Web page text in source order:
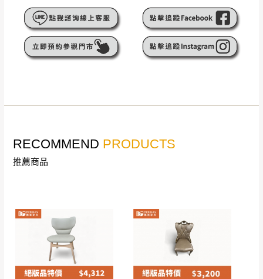
遇百貨周年慶期間，恕暫停百貨公司相關運送 》
無回收家具服務，若需回收家俱可聯絡當地請清潔隊
回收,免付費清運專線：0800-085-717
有商品一年保固之服務。
▪️訂單成立時請儘速於三日內完成付款，交易恕不
殺價，商品均已最低價格售出，且在特定時日會給
予保留(訂單自動取消)。
RECOMMEND PRODUCTS
推薦商品